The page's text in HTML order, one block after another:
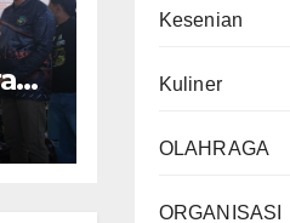
Kesenian
Kuliner
OLAHRAGA
ORGANISASI